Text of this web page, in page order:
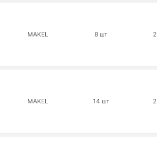
MAKEL 8 шт
MAKEL 14 шт